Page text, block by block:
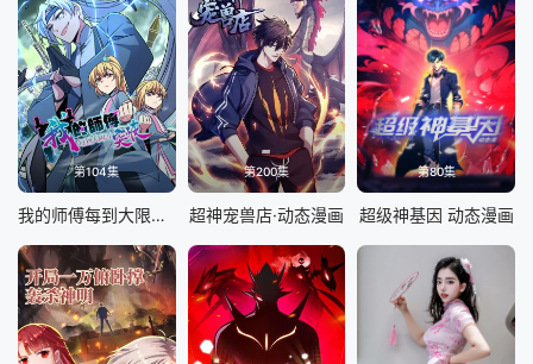
第104集
我的师傅每到大限才突破 动态漫画 第一季
第200集
超神宠兽店·动态漫画
第80集
超级神基因 动态漫画